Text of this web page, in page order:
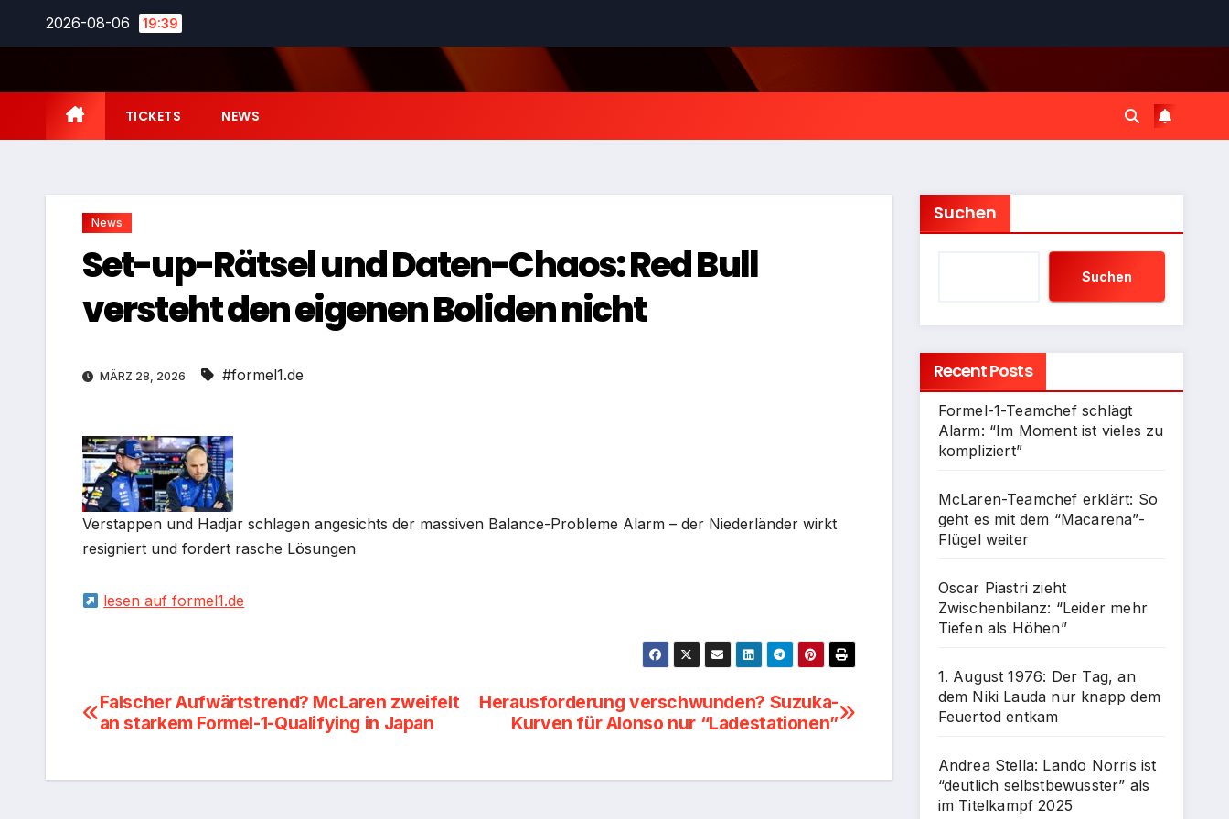
2026-08-06 19:39
TICKETS NEWS
News
Set-up-Rätsel und Daten-Chaos: Red Bull
versteht den eigenen Boliden nicht
MÄRZ 28, 2026 #formel1.de
Verstappen und Hadjar schlagen angesichts der massiven Balance-Probleme Alarm – der Niederländer wirkt
resigniert und fordert rasche Lösungen
lesen auf formel1.de
Beitragsnavigation
Herausforderung verschwunden? Suzuka-
Kurven für Alonso nur “Ladestationen”
Falscher Aufwärtstrend? McLaren zweifelt
an starkem Formel-1-Qualifying in Japan
Suchen
Suchen
Recent Posts
Formel-1-Teamchef schlägt
Alarm: “Im Moment ist vieles zu
kompliziert”
McLaren-Teamchef erklärt: So
geht es mit dem “Macarena”-
Flügel weiter
Oscar Piastri zieht
Zwischenbilanz: “Leider mehr
Tiefen als Höhen”
1. August 1976: Der Tag, an
dem Niki Lauda nur knapp dem
Feuertod entkam
Andrea Stella: Lando Norris ist
“deutlich selbstbewusster” als
im Titelkampf 2025